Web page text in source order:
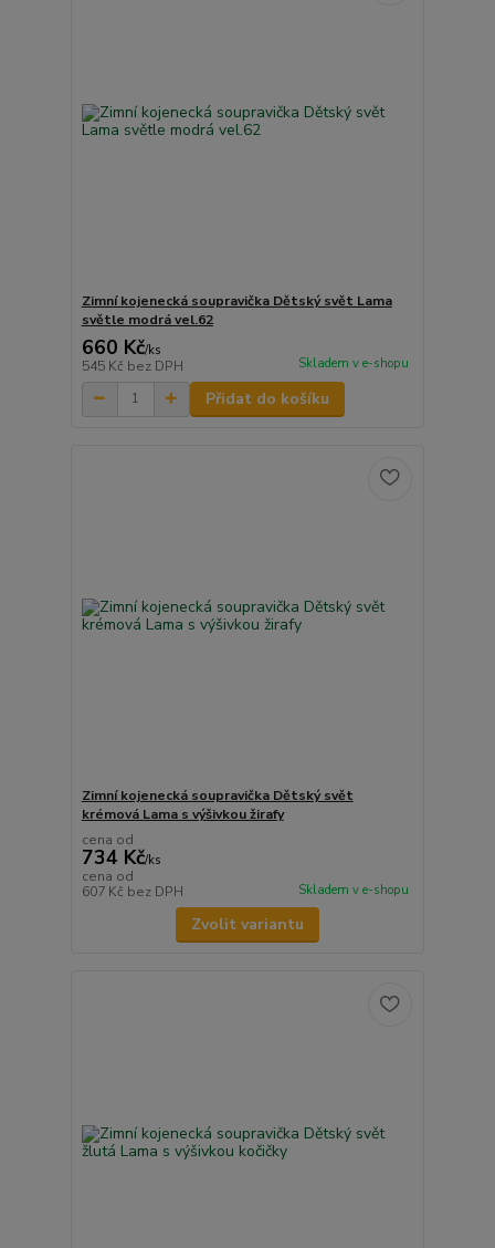
Zimní kojenecká soupravička Dětský svět Lama
světle modrá vel.62
660 Kč/ks
545 Kč bez DPH Skladem v e-shopu
Přidat do košíku
Zimní kojenecká soupravička Dětský svět
krémová Lama s výšivkou žirafy
cena od
734 Kč/ks
cena od
607 Kč bez DPH Skladem v e-shopu
Zvolit variantu